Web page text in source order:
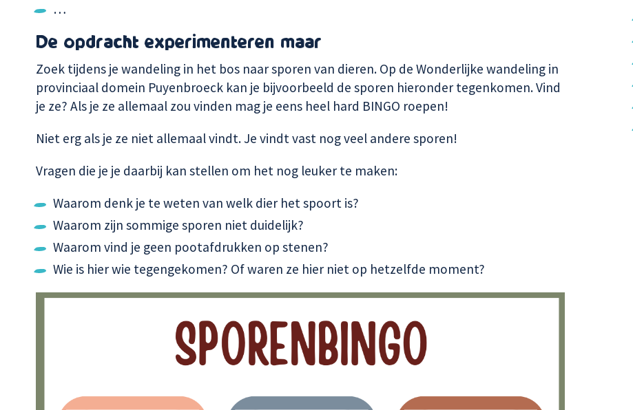
…
De opdracht experimenteren maar
Zoek tijdens je wandeling in het bos naar sporen van dieren. Op de Wonderlijke wandeling in
provinciaal domein Puyenbroeck kan je bijvoorbeeld de sporen hieronder tegenkomen. Vind
je ze? Als je ze allemaal zou vinden mag je eens heel hard BINGO roepen!
Niet erg als je ze niet allemaal vindt. Je vindt vast nog veel andere sporen!
Vragen die je je daarbij kan stellen om het nog leuker te maken:
Waarom denk je te weten van welk dier het spoort is?
Waarom zijn sommige sporen niet duidelijk?
Waarom vind je geen pootafdrukken op stenen?
Wie is hier wie tegengekomen? Of waren ze hier niet op hetzelfde moment?